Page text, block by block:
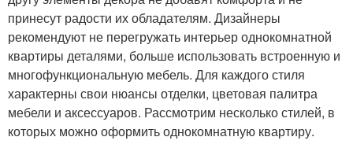
принесут радости их обладателям. Дизайнеры
рекомендуют не перегружать интерьер однокомнатной
квартиры деталями, больше использовать встроенную и
многофункциональную мебель. Для каждого стиля
характерны свои нюансы отделки, цветовая палитра
мебели и аксессуаров. Рассмотрим несколько стилей, в
которых можно оформить однокомнатную квартиру.